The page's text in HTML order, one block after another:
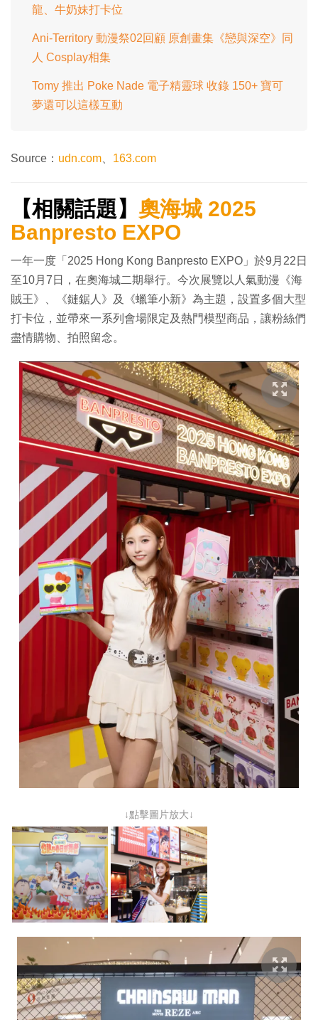
龍、牛奶妹打卡位
Ani-Territory 動漫祭02回顧 原創畫集《戀與深空》同
人 Cosplay相集
Tomy 推出 Poke Nade 電子精靈球 收錄 150+ 寶可
夢還可以這樣互動
Source： udn.com 163.com
【相關話題】 奧海城 2025
Banpresto EXPO
一年一度「2025 Hong Kong Banpresto EXPO」於9月22日
至10月7日，在奧海城二期舉行。今次展覽以人氣動漫《海
賊王》、《鏈鋸人》及《蠟筆小新》為主題，設置多個大型
打卡位，並帶來一系列會場限定及熱門模型商品，讓粉絲們
盡情購物、拍照留念。
↓點擊圖片放大↓